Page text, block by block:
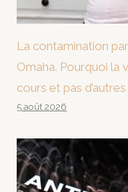
La contamination
Omaha. Pourquoi
cours et pas d’autres
5 août 2026